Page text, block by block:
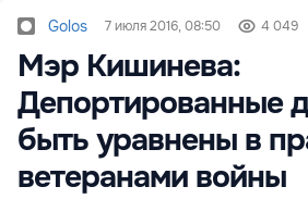
Golos 7 июля 2016, 08:50 4 049
Мэр Кишинева:
Депортированные
быть уравнены в
ветеранами войны